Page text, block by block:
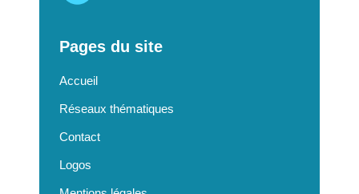
Pages du site
Accueil
Réseaux thématiques
Contact
Logos